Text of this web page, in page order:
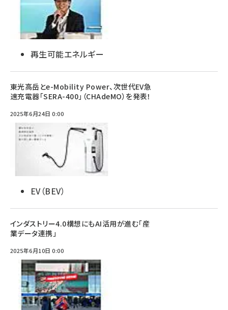
再生可能エネルギー
東光高岳とe-Mobility Power、次世代EV急
速充電器「SERA-400」（CHAdeMO）を発表！
2025年6月24日 0:00
EV（BEV）
インダストリー4.0構想にもAI活用が進む「産
業データ連携」
2025年6月10日 0:00